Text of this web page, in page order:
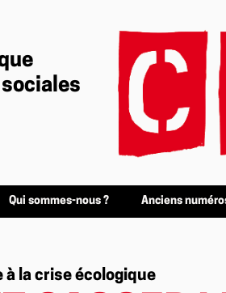
Qui sommes-nous ? Anciens
à la crise écologique